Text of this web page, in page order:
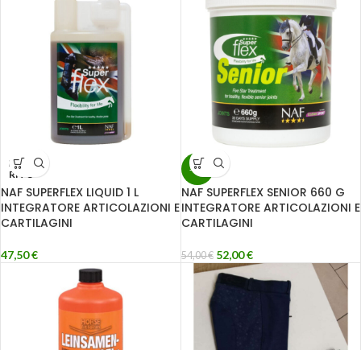
ESAU
RITO
NAF SUPERFLEX LIQUID 1 L
INTEGRATORE ARTICOLAZIONI E
CARTILAGINI
47,50€
-4%
NAF SUPERFLEX SENIOR 660 G
INTEGRATORE ARTICOLAZIONI E
CARTILAGINI
54,00€ 52,00€